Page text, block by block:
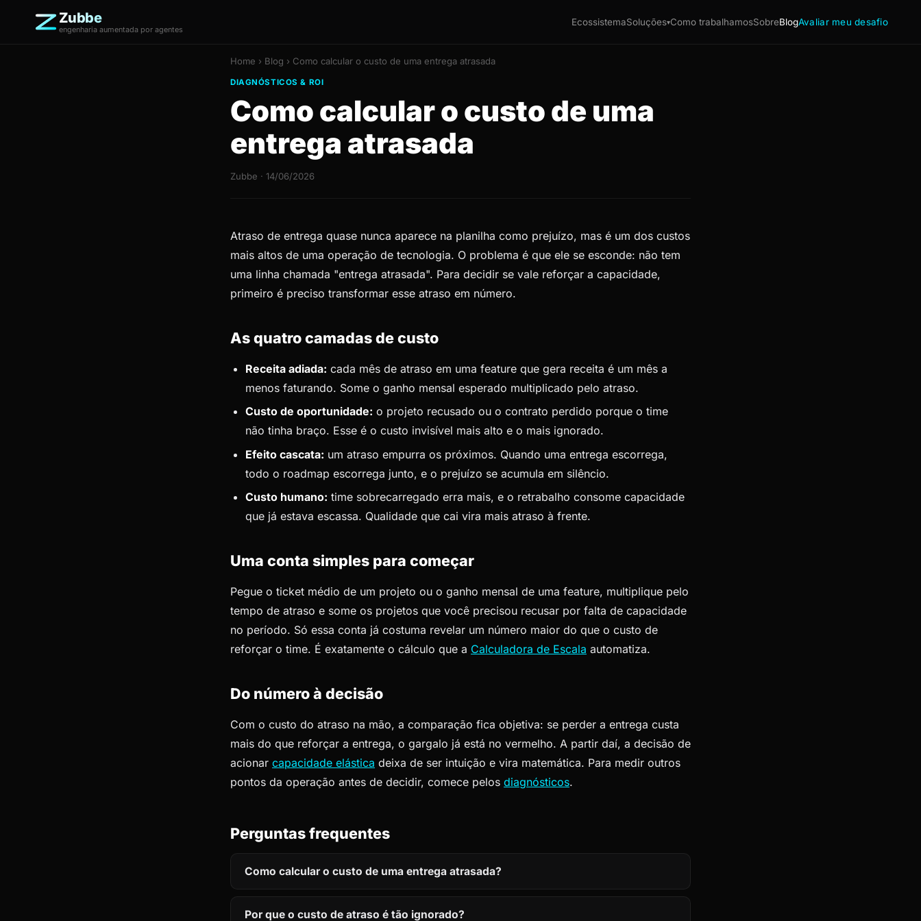
Zubbe
engenharia aumentada por agentes
EcossistemaSoluções▾Como trabalhamosSobreBlogAvaliar meu desafio
Home › Blog › Como calcular o custo de uma entrega atrasada
DIAGNÓSTICOS & ROI
Como calcular o custo de uma
entrega atrasada
Zubbe · 14/06/2026
Atraso de entrega quase nunca aparece na planilha como prejuízo, mas é um dos custos
mais altos de uma operação de tecnologia. O problema é que ele se esconde: não tem
uma linha chamada "entrega atrasada". Para decidir se vale reforçar a capacidade,
primeiro é preciso transformar esse atraso em número.
As quatro camadas de custo
Receita adiada: cada mês de atraso em uma feature que gera receita é um mês a
menos faturando. Some o ganho mensal esperado multiplicado pelo atraso.
Custo de oportunidade: o projeto recusado ou o contrato perdido porque o time
não tinha braço. Esse é o custo invisível mais alto e o mais ignorado.
Efeito cascata: um atraso empurra os próximos. Quando uma entrega escorrega,
todo o roadmap escorrega junto, e o prejuízo se acumula em silêncio.
Custo humano: time sobrecarregado erra mais, e o retrabalho consome capacidade
que já estava escassa. Qualidade que cai vira mais atraso à frente.
Uma conta simples para começar
Pegue o ticket médio de um projeto ou o ganho mensal de uma feature, multiplique pelo
tempo de atraso e some os projetos que você precisou recusar por falta de capacidade
no período. Só essa conta já costuma revelar um número maior do que o custo de
reforçar o time. É exatamente o cálculo que a Calculadora de Escala automatiza.
Do número à decisão
Com o custo do atraso na mão, a comparação fica objetiva: se perder a entrega custa
mais do que reforçar a entrega, o gargalo já está no vermelho. A partir daí, a decisão de
acionar capacidade elástica deixa de ser intuição e vira matemática. Para medir outros
pontos da operação antes de decidir, comece pelos diagnósticos.
Perguntas frequentes
Como calcular o custo de uma entrega atrasada?
Por que o custo de atraso é tão ignorado?